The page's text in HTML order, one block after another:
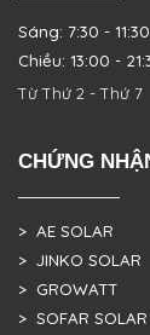
Sáng: 7:30 - 11:30
Chiều: 13:00 -
Từ Thứ 2 - Thứ 7
CHỨNG
> AE SOLAR
> JINKO SOLAR
> GROWATT
> SOFAR SOLAR